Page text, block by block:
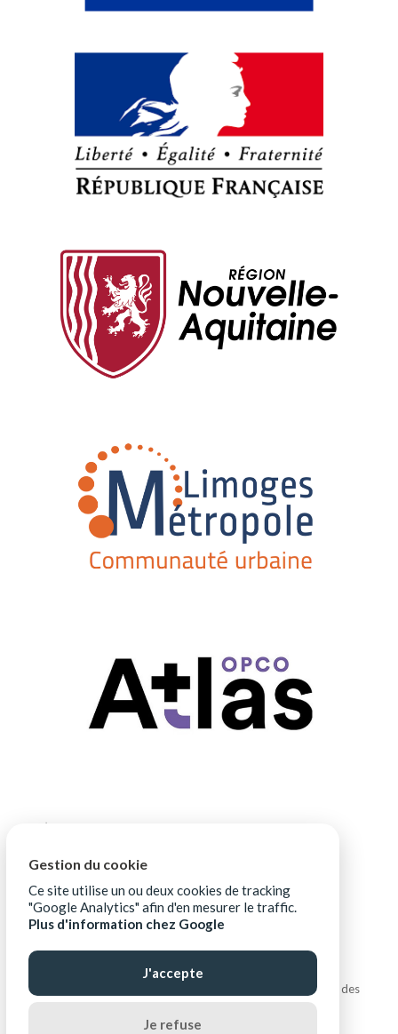
Protection des
Gestion du cookie
Ce site utilise un ou deux cookies de tracking
"Google Analytics" afin d'en mesurer le traffic.
Plus d'information chez Google
J'accepte
Je refuse